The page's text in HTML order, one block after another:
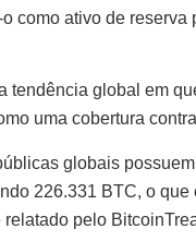
como ativo de
tendência global em
uma cobertura
globais
226.331 BTC, o
pelo